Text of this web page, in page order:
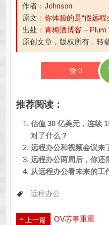
作者： Johnson
原文： 你体验的是“假远程
出处： 青梅酒博客 – Plum
原创文章，版权所有，转
赞 0
推荐阅读：
估值 30 亿美元，连续
对了什么？
远程办公和视频会议来
远程办公两周后，你还
从远程办公看未来的工
远程办公
上一篇 OV芯事重重